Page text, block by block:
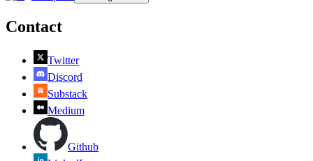
Contact
Twitter
Discord
Substack
Medium
Github